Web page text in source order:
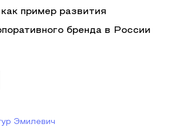
пример развития
бренда в России
Эмилевич